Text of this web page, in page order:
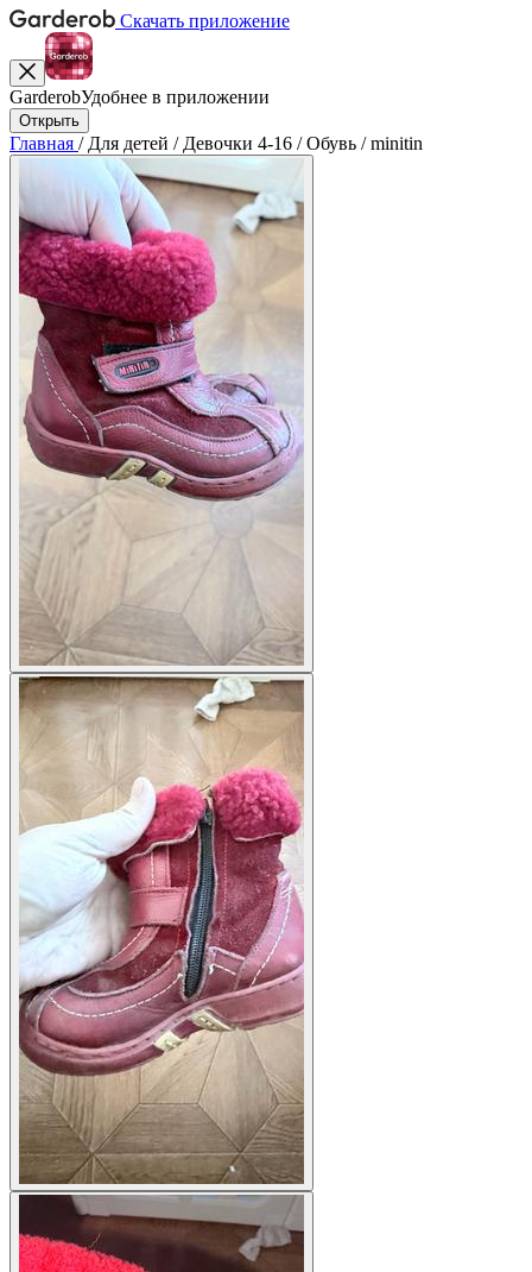
Скачать приложение
GarderobУдобнее в приложении
Открыть
Главная / Для детей / Девочки 4-16 /Обувь /minitin